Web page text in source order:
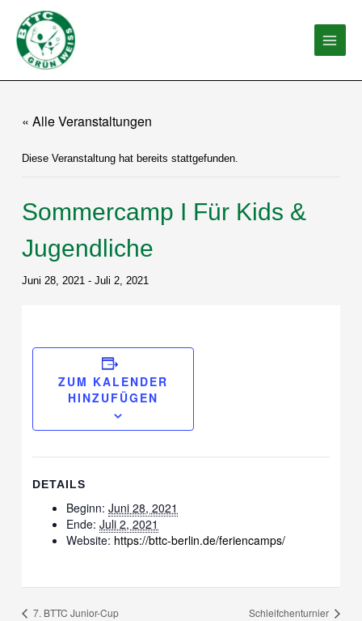
Inhalt
springen
« Alle Veranstaltungen
Diese Veranstaltung hat bereits stattgefunden.
Sommercamp I Für Kids &
Jugendliche
Juni 28, 2021 -Juli 2, 2021
ZUM KALENDER
HINZUFÜGEN
DETAILS
Beginn: Juni 28, 2021
Ende: Juli 2, 2021
Website: https://bttc-berlin.de/feriencamps/
7. BTTC Junior-Cup Schleifchenturnier